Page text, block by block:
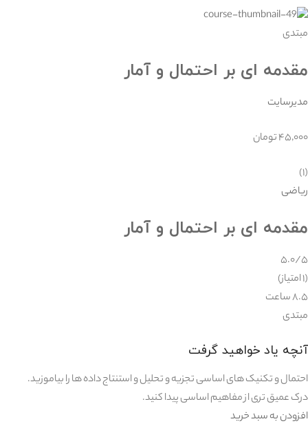
مبتدی
مقدمه ای بر احتمال و آمار
مدیرسایت
۴۵,۰۰۰ تومان
(۱)
ریاضی
مقدمه ای بر احتمال و آمار
۵.۰/۵
(۱ امتیاز)
۸.۵ ساعت
مبتدی
آنچه یاد خواهید گرفت
احتمال و تکنیک های اساسی تجزیه و تحلیل و استنتاج داده ها را بیاموزید.
درک عمیق تری از مفاهیم اساسی پیدا کنید.
افزودن به سبد خرید